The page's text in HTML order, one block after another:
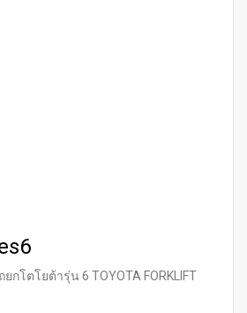
โตโยต้ารุ่น 6 TOYOTA FORKLIFT